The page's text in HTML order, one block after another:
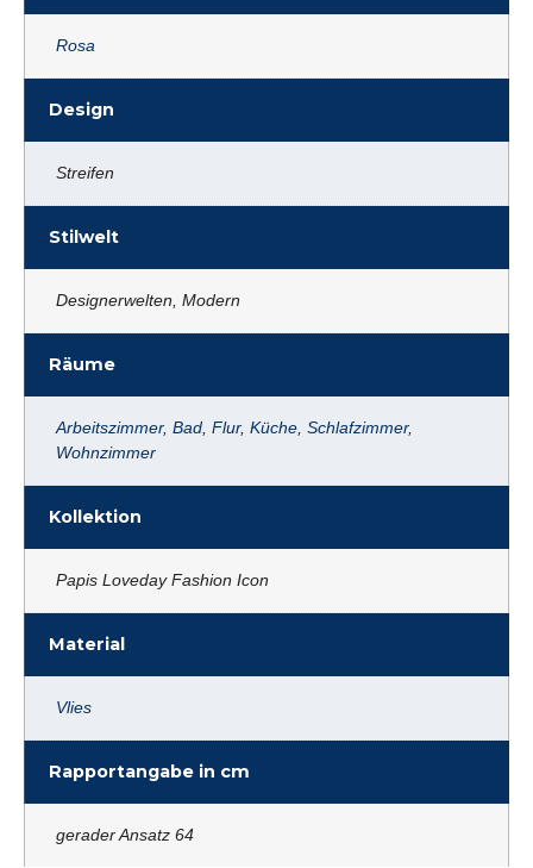
Rosa
Design
Streifen
Stilwelt
Designerwelten, Modern
Räume
Arbeitszimmer, Bad Flur, Küche Schlafzimmer,
Wohnzimmer
Kollektion
Papis Loveday Fashion Icon
Material
Vlies
Rapportangabe in cm
gerader Ansatz 64